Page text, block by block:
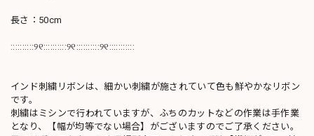
長さ：50cm
::::::::::୨୧::::::::::୨୧::::::::::୨୧:::::::::::
インド刺繍リボンは、細かい刺繍が施されていて色も鮮やかなリボン
です。
刺繍はミシンで行われていますが、ふちのカットなどの作業は手作業
となり、【幅が均等でない場合】がございますのでご了承ください。